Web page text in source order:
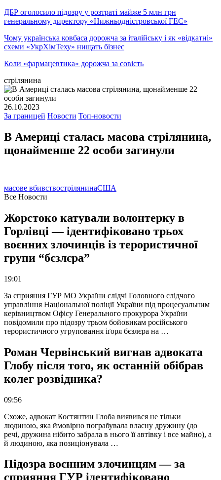
ДБР оголосило підозру у розтраті майже 5 млн грн
генеральному директору «Нижньодністровської ГЕС»
Чому українська ковбаса дорожча за італійську і як «відкатні»
схеми «УкрХімТеху» нищать бізнес
Коли «фармацевтика» дорожча за совість
стрілянина
26.10.2023
За границей Новости Топ-новости
В Америці сталась масова стрілянина,
щонайменше 22 особи загинули
масове вбивствострілянинаСША
Все Новости
Жорстоко катували волонтерку в
Горлівці — ідентифіковано трьох
воєнних злочинців із терористичної
групи “бєзлєра”
19:01
За сприяння ГУР МО України слідчі Головного слідчого
управління Національної поліції України під процесуальним
керівництвом Офісу Генерального прокурора України
повідомили про підозру трьом бойовикам російського
терористичного угруповання іґоря бєзлєра на …
Роман Червінський вигнав адвоката
Глобу після того, як останній обібрав
колег розвідника?
09:56
Схоже, адвокат Костянтин Глоба виявився не тільки
людиною, яка ймовірно пограбувала власну дружину (до
речі, дружина нібито забрала в нього її автівку і все майно), а
й людиною, яка позиціонувала …
Підозра воєнним злочинцям — за
сприяння ГУР ідентифіковано